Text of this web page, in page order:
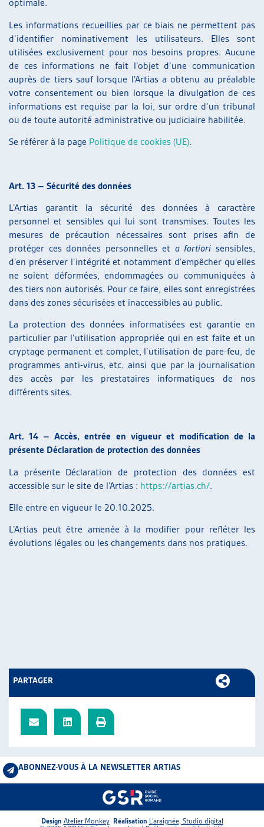
optimale.
Les informations recueillies par ce biais ne permettent pas
d’identifier nominativement les utilisateurs. Elles sont
utilisées exclusivement pour nos besoins propres. Aucune
de ces informations ne fait l’objet d’une communication
auprès de tiers sauf lorsque l’Artias a obtenu au préalable
votre consentement ou bien lorsque la divulgation de ces
informations est requise par la loi, sur ordre d’un tribunal
ou de toute autorité administrative ou judiciaire habilitée.
Se référer à la page Politique de cookies (UE).
Art. 13 – Sécurité des données
L’Artias garantit la sécurité des données à caractère
personnel et sensibles qui lui sont transmises. Toutes les
mesures de précaution nécessaires sont prises afin de
protéger ces données personnelles et a fortiori sensibles,
d’en préserver l’intégrité et notamment d’empêcher qu’elles
ne soient déformées, endommagées ou communiquées à
des tiers non autorisés. Pour ce faire, elles sont enregistrées
dans des zones sécurisées et inaccessibles au public.
La protection des données informatisées est garantie en
particulier par l’utilisation appropriée qui en est faite et un
cryptage permanent et complet, l’utilisation de pare-feu, de
programmes anti-virus, etc. ainsi que par la journalisation
des accès par les prestataires informatiques de nos
différents sites.
Art. 14 – Accès, entrée en vigueur et modification de la
présente Déclaration de protection des données
La présente Déclaration de protection des données est
accessible sur le site de l’Artias : https://artias.ch/.
Elle entre en vigueur le 20.10.2025.
L’Artias peut être amenée à la modifier pour refléter les
évolutions légales ou les changements dans nos pratiques.
PARTAGER
ABONNEZ-VOUS À LA NEWSLETTER ARTIAS
Design Atelier Monkey Réalisation L’araignée, Studio digital